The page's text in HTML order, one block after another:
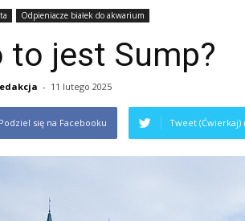
Odpieniacze białek do akwarium
to jest Sump?
- 11 lutego 2025
Podziel się na Facebooku Tweet (Ćwierkaj)